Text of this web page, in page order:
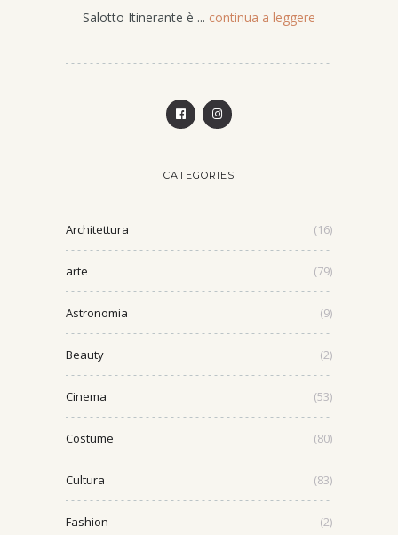
Salotto Itinerante è ... continua a leggere
CATEGORIES
Architettura (16)
arte (79)
Astronomia (9)
Beauty (2)
Cinema (53)
Costume (80)
Cultura (83)
Fashion (2)